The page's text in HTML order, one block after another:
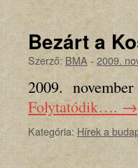
Bezárt a
Szerző: BMA-2009.
2009.
Folytatódik….→
Kategória: Hírek a